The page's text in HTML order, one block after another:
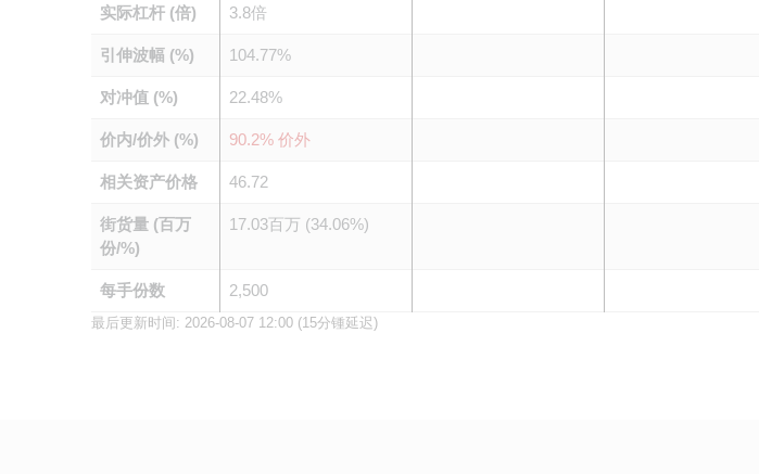
实际杠杆 (倍) 3.8倍
引伸波幅 (%) 104.77%
对冲值 (%) 22.48%
价内/价外 (%) 90.2% 价外
相关资产价格 46.72
街货量 (百万
份/%)
17.03百万 (34.06%)
每手份数 2,500
最后更新时间: 2026-08-07 12:00 (15分锺延迟)